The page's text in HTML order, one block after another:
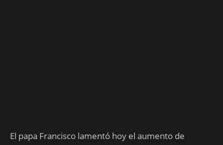
El papa Francisco lamentó hoy el aumento de